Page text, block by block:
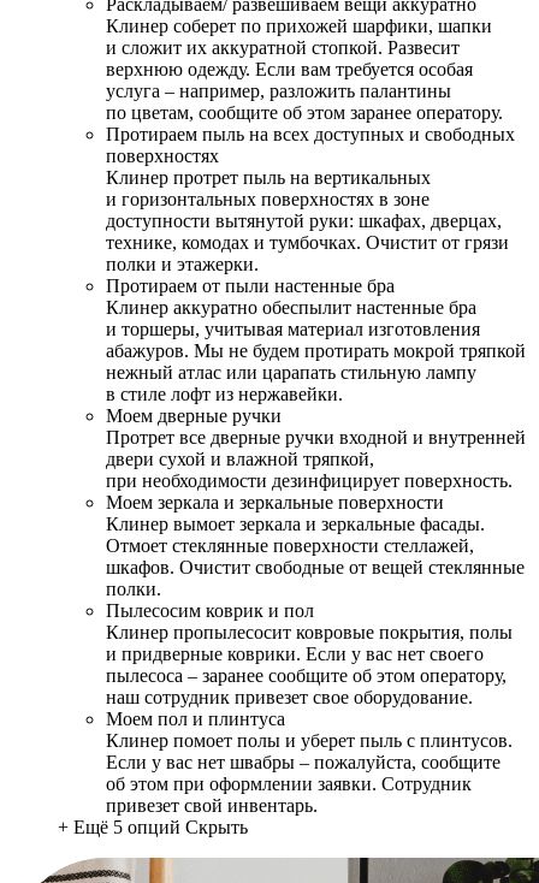
Клинер соберет по прихожей шарфики, шапки
и сложит их аккуратной стопкой. Развесит
верхнюю одежду. Если вам требуется особая
услуга – например, разложить палантины
по цветам, сообщите об этом заранее оператору.
Протираем пыль на всех доступных и свободных
поверхностях
Клинер протрет пыль на вертикальных
и горизонтальных поверхностях в зоне
доступности вытянутой руки: шкафах, дверцах,
технике, комодах и тумбочках. Очистит от грязи
полки и этажерки.
Протираем от пыли настенные бра
Клинер аккуратно обеспылит настенные бра
и торшеры, учитывая материал изготовления
абажуров. Мы не будем протирать мокрой тряпкой
нежный атлас или царапать стильную лампу
в стиле лофт из нержавейки.
Моем дверные ручки
Протрет все дверные ручки входной и внутренней
двери сухой и влажной тряпкой,
при необходимости дезинфицирует поверхность.
Моем зеркала и зеркальные поверхности
Клинер вымоет зеркала и зеркальные фасады.
Отмоет стеклянные поверхности стеллажей,
шкафов. Очистит свободные от вещей стеклянные
полки.
Пылесосим коврик и пол
Клинер пропылесосит ковровые покрытия, полы
и придверные коврики. Если у вас нет своего
пылесоса – заранее сообщите об этом оператору,
наш сотрудник привезет свое оборудование.
Моем пол и плинтуса
Клинер помоет полы и уберет пыль с плинтусов.
Если у вас нет швабры – пожалуйста, сообщите
об этом при оформлении заявки. Сотрудник
привезет свой инвентарь.
+ Ещё 5 опций Скрыть